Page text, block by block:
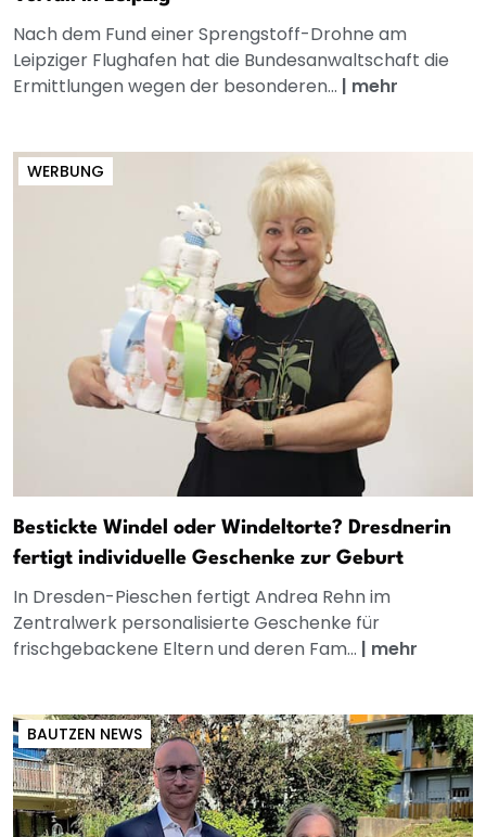
Nach dem Fund einer Sprengstoff-Drohne am
Leipziger Flughafen hat die Bundesanwaltschaft die
Ermittlungen wegen der besonderen... | mehr
WERBUNG
Bestickte Windel oder Windeltorte? Dresdnerin
fertigt individuelle Geschenke zur Geburt
In Dresden-Pieschen fertigt Andrea Rehn im
Zentralwerk personalisierte Geschenke für
frischgebackene Eltern und deren Fam... | mehr
BAUTZEN NEWS